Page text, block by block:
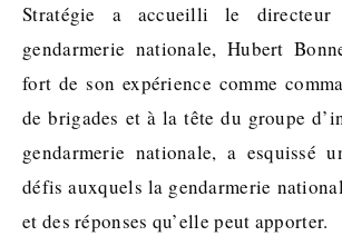
Stratégie a accueilli le
gendarmerie nationale, Hubert
fort de son expérience comme
de brigades et à la tête du groupe
gendarmerie nationale, a esquissé
défis auxquels la gendarmerie
et des réponses qu’elle peut apporter.